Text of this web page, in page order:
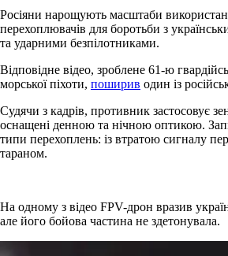
Росіяни нарощують масштаби
перехоплювачів для боротьби з
та ударними безпілотниками.
Відповідне відео, зроблене 61-ю
морської піхоти, поширив один із
Судячи з кадрів, противник застосовує
оснащені денною та нічною оптикою.
типи перехоплень: із втратою сигналу
тараном.
На одному з відео FPV-дрон вразив
але його бойова частина не здетонувала.